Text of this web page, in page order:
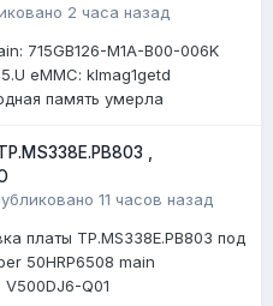
2 часа назад
715GB126-M1A-B00-006K
eMMC: klmag1getd
память умерла
,
11 часов назад
платы TP.MS338E.PB803 под
50HRP6508 main
V500DJ6-Q01